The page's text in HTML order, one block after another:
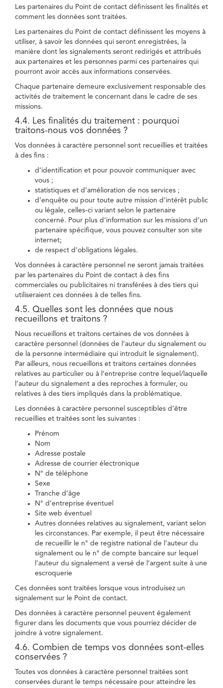
Les partenaires du Point de contact définissent les finalités et
comment les données sont traitées.
Les partenaires du Point de contact définissent les moyens à
utiliser, à savoir les données qui seront enregistrées, la
manière dont les signalements seront redirigés et attribués
aux partenaires et les personnes parmi ces partenaires qui
pourront avoir accès aux informations conservées.
Chaque partenaire demeure exclusivement responsable des
activités de traitement le concernant dans le cadre de ses
missions.
4.4. Les finalités du traitement : pourquoi
traitons-nous vos données ?
Vos données à caractère personnel sont recueillies et traitées
à des fins :
d’identification et pour pouvoir communiquer avec
vous ;
statistiques et d’amélioration de nos services ;
d’enquête ou pour toute autre mission d’intérêt public
ou légale, celles-ci variant selon le partenaire
concerné. Pour plus d’information sur les missions d’un
partenaire spécifique, vous pouvez consulter son site
internet;
de respect d’obligations légales.
Vos données à caractère personnel ne seront jamais traitées
par les partenaires du Point de contact à des fins
commerciales ou publicitaires ni transférées à des tiers qui
utiliseraient ces données à de telles fins.
4.5. Quelles sont les données que nous
recueillons et traitons ?
Nous recueillons et traitons certaines de vos données à
caractère personnel (données de l’auteur du signalement ou
de la personne intermédiaire qui introduit le signalement).
Par ailleurs, nous recueillons et traitons certaines données
relatives au particulier ou à l’entreprise contre lequel/laquelle
l’auteur du signalement a des reproches à formuler, ou
relatives à des tiers impliqués dans la problématique.
Les données à caractère personnel susceptibles d’être
recueillies et traitées sont les suivantes :
Prénom
Nom
Adresse postale
Adresse de courrier électronique
N° de téléphone
Sexe
Tranche d’âge
N° d’entreprise éventuel
Site web éventuel
Autres données relatives au signalement, variant selon
les circonstances. Par exemple, il peut être nécessaire
de recueillir le n° de registre national de l’auteur du
signalement ou le n° de compte bancaire sur lequel
l’auteur du signalement a versé de l’argent suite à une
escroquerie
Ces données sont traitées lorsque vous introduisez un
signalement sur le Point de contact.
Des données à caractère personnel peuvent également
figurer dans les documents que vous pourriez décider de
joindre à votre signalement.
4.6. Combien de temps vos données sont-elles
conservées ?
Toutes vos données à caractère personnel traitées sont
conservées durant le temps nécessaire pour atteindre les